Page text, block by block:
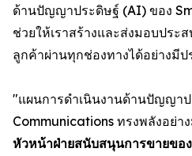
ด้านปัญญาประดิษฐ์ (AI) ของ
ช่วยให้เราสร้างและส่งมอบปร
ลูกค้าผ่านทุกช่องทางได้อย่างมี
"แผนการดำเนินงานด้านปัญญา
Communications ทรงพลังอย่า
หัวหน้าฝ่ายสนับสนุนการขายขอ